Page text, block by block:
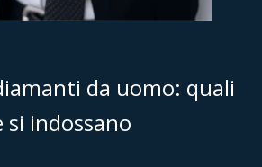
da uomo: quali
si indossano